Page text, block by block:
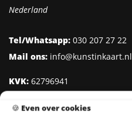
🍪 Even over cookies
Nederland
Tel/Whatsapp: 030 207 27 22
Mail ons: info@kunstinkaart.nl
KVK: 62796941
IBAN:NL95 INGB 0006 8527 18